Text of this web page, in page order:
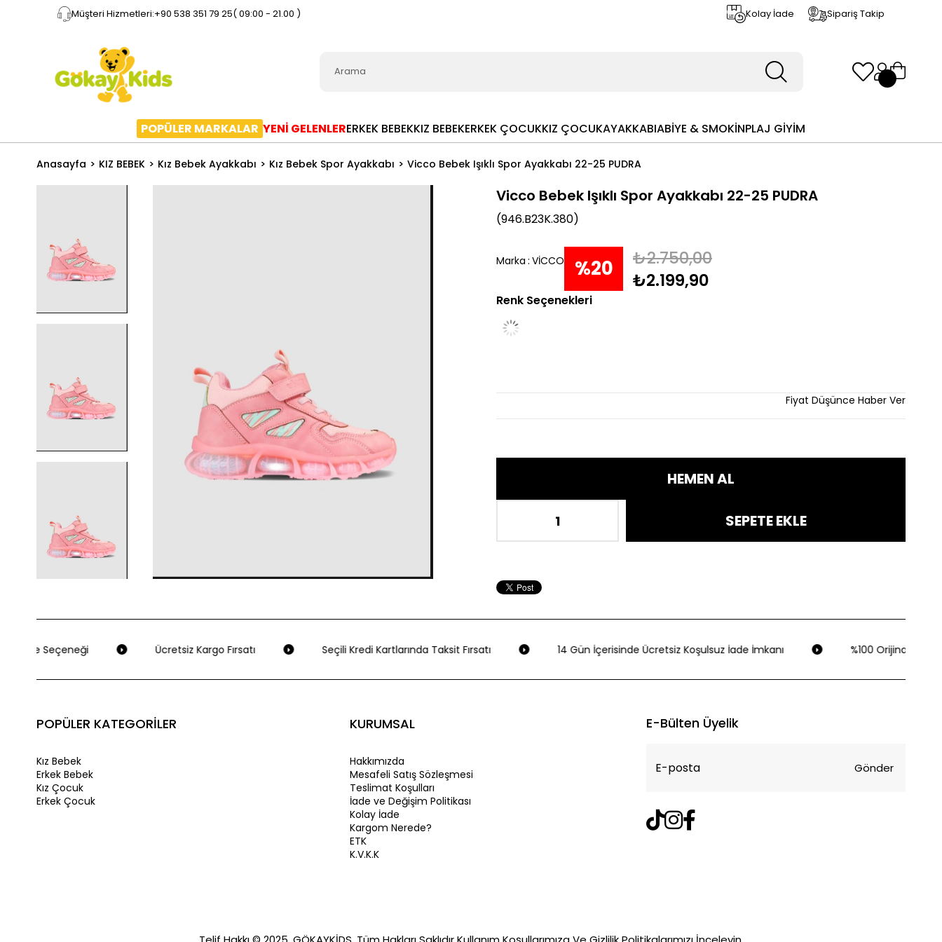
Müşteri Hizmetleri:+90 538 351 79 25( 09:00 - 21.00 ) Kolay İade Sipariş Takip
POPÜLER MARKALAR YENİ GELENLERERKEK BEBEKKIZ BEBEKERKEK ÇOCUKKIZ ÇOCUKAYAKKABIABİYE & SMOKİNPLAJ GİYİM
Anasayfa KIZ BEBEK Kız Bebek Ayakkabı Kız Bebek Spor Ayakkabı Vicco Bebek Işıklı Spor Ayakkabı 22-25 PUDRA
Vicco Bebek Işıklı Spor Ayakkabı 22-25 PUDRA
(946.B23K.380)
Marka : VİCCO %20
İndirim
₺2.750,00
₺2.199,90
Renk Seçenekleri
Fiyat Düşünce Haber Ver
Seçeneği Ücretsiz Kargo Fırsatı Seçili Kredi Kartlarında Taksit Fırsatı 14 Gün İçerisinde Ücretsiz Koşulsuz İade İmkanı %100 Orijinal Ürün
POPÜLER KATEGORİLER
Kız Bebek
Erkek Bebek
Kız Çocuk
Erkek Çocuk
KURUMSAL
Hakkımızda
Mesafeli Satış Sözleşmesi
Teslimat Koşulları
İade ve Değişim Politikası
Kolay İade
Kargom Nerede?
ETK
K.V.K.K
E-Bülten Üyelik
Gönder